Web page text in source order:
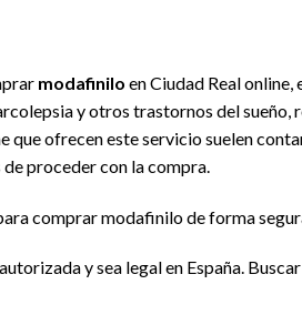
modafinilo en Ciudad Real
y otros trastornos del sueño,
que ofrecen este servicio suelen
proceder con la compra.
comprar modafinilo de forma
y sea legal en España.